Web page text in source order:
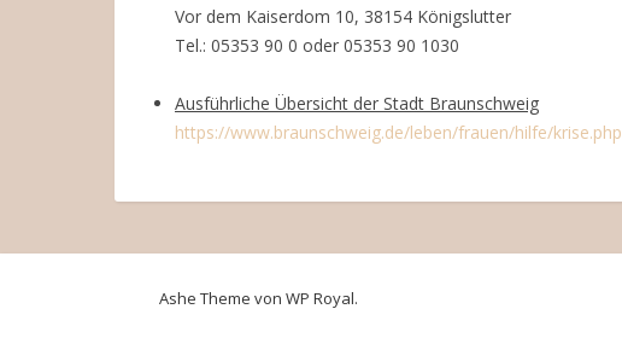
Vor dem Kaiserdom 10, 38154 Königslutter
Tel.: 05353 90 0 oder 05353 90 1030
Ausführliche Übersicht der Stadt Braunschweig
https://www.braunschweig.de/leben/frauen/hilfe/krise.php
Ashe Theme von WP Royal.